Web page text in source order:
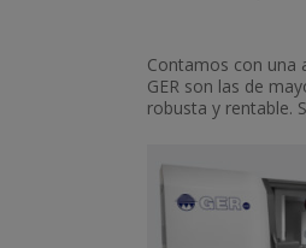
Contamos con una
GER son las de
robusta y rentable.